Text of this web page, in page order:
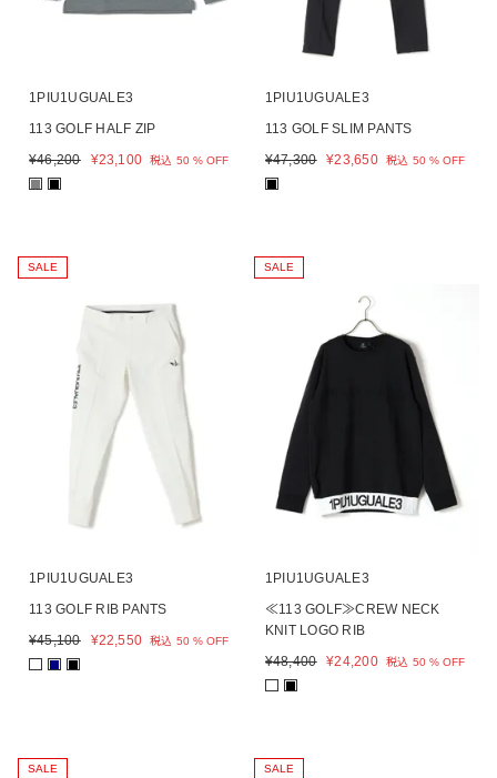
1PIU1UGUALE3
113 GOLF HALF ZIP
¥46,200 ¥23,100 税込 50 % OFF
1PIU1UGUALE3
113 GOLF SLIM PANTS
¥47,300 ¥23,650 税込 50 % OFF
SALE
1PIU1UGUALE3
113 GOLF RIB PANTS
¥45,100 ¥22,550 税込 50 % OFF
■ ■
SALE
1PIU1UGUALE3
≪113 GOLF≫CREW NECK
KNIT LOGO RIB
¥48,400 ¥24,200 税込 50 % OFF
■
SALE SALE